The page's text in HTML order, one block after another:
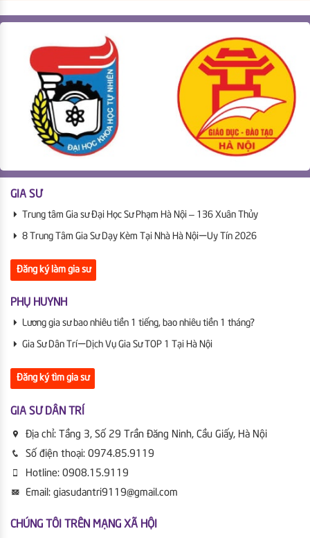
GIA SƯ
Trung tâm Gia sư Đại Học Sư Phạm Hà Nội – 136 Xuân Thủy
8 Trung Tâm Gia Sư Dạy Kèm Tại Nhà Hà Nội | Uy Tín 2026
Đăng ký làm gia sư
PHỤ HUYNH
Lương gia sư bao nhiêu tiền 1 tiếng, bao nhiêu tiền 1 tháng?
Gia Sư Dân Trí | Dịch Vụ Gia Sư TOP 1 Tại Hà Nội
Đăng ký tìm gia sư
GIA SƯ DÂN TRÍ
Địa chỉ: Tầng 3, Số 29 Trần Đăng Ninh, Cầu Giấy, Hà Nội
Số điện thoại: 0974.85.9119
Hotline: 0908.15.9119
Email: giasudantri9119@gmail.com
CHÚNG TÔI TRÊN MẠNG XÃ HỘI